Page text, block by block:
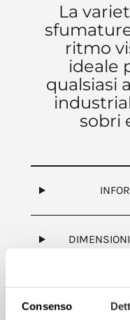
Consenso
La
ritmo
ideale
qualsiasi
sobri